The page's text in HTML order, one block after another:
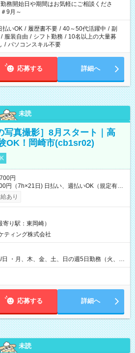
開始日や期間はお気軽にご相談くださ
9月～
払いOK / 履歴書不要 / 40～50代活躍中 / 副
/ 服装自由 / シフト勤務 / 10名以上の大量募
/ パソコンスキル不要
応募する 詳細へ
未読
写真撮影］8月スタート｜高
OK！岡崎市(cb1sr02)
円
日払い、週払いOK（規定有
】試用期間なし
あり
り駅：東岡崎）
ティング株式会社
・月、木、金、土、日の週5日勤務（火、水
季、年末年始等、長期休暇有り！） ・ワンシ
シ（0～5h/月）
応募する 詳細へ
未読